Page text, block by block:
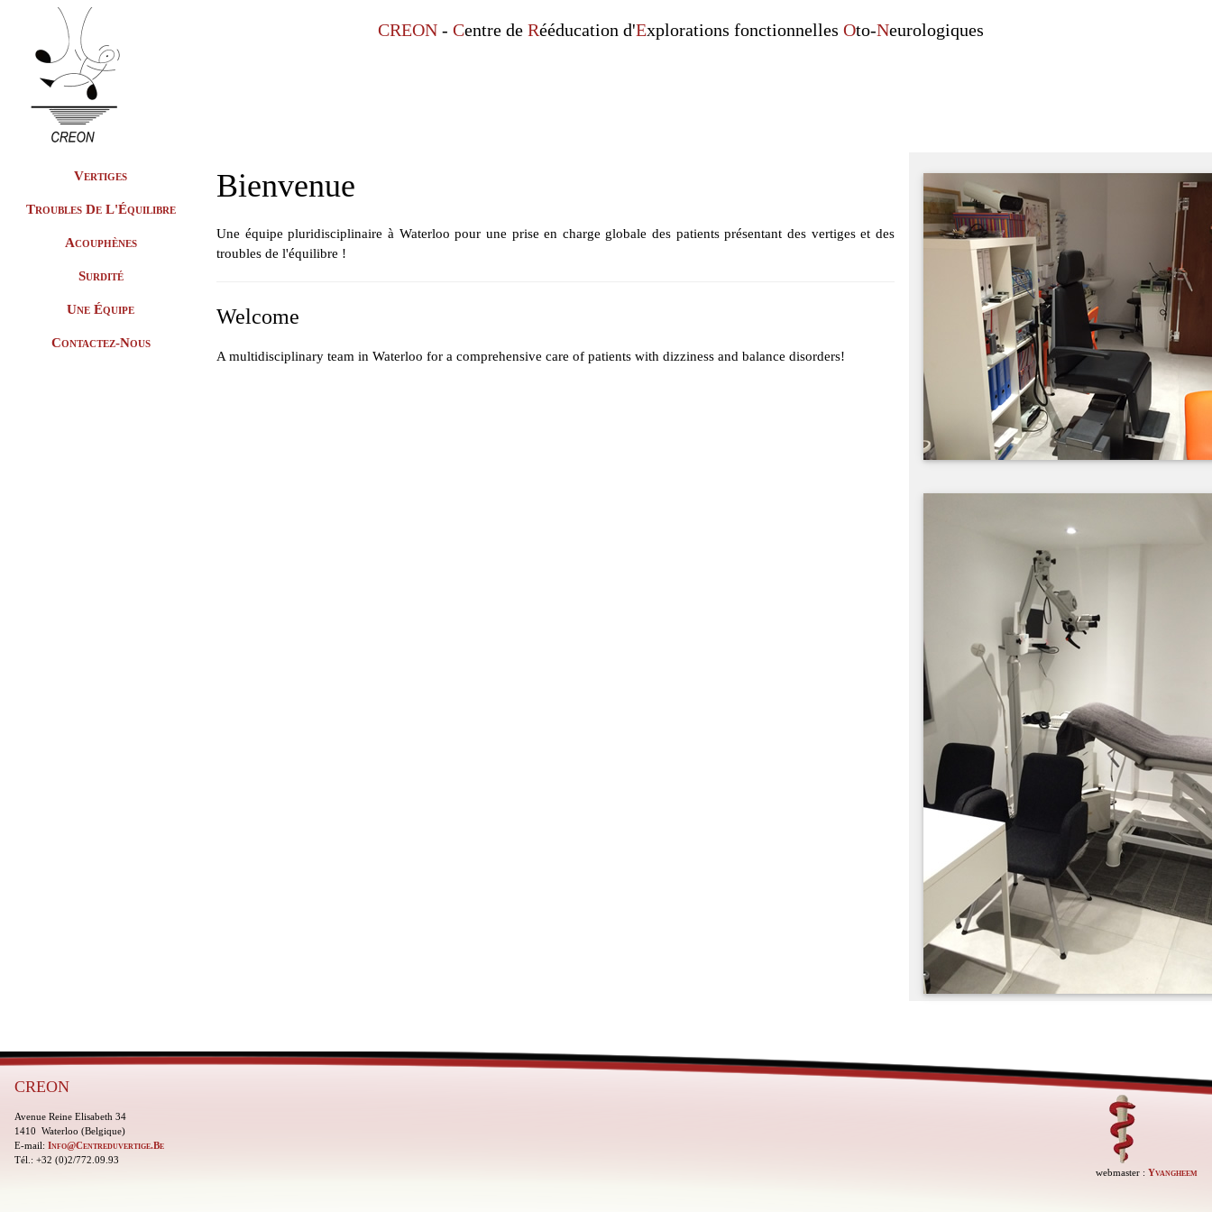
CREON - Centre de Rééducation d'Explorations fonctionnelles Oto-Neurologiques
Vertiges
Troubles De L'Équilibre
Acouphènes
Surdité
Une Équipe
Contactez-Nous
Bienvenue
Une équipe pluridisciplinaire à Waterloo pour une prise en charge globale des patients présentant des vertiges et des
troubles de l'équilibre !
Welcome
A multidisciplinary team in Waterloo for a comprehensive care of patients with dizziness and balance disorders!
CREON
Avenue Reine Elisabeth 34
1410 Waterloo (Belgique)
E-mail: Info@centreduvertige.be
Tél.: +32 (0)2/772.09.93
webmaster : Yvangheem